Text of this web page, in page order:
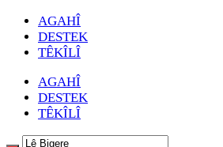
AGAHÎ
DESTEK
TÊKÎLÎ
AGAHÎ
DESTEK
TÊKÎLÎ